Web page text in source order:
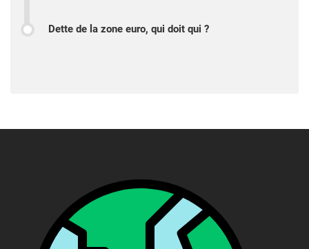
Dette de la zone euro, qui doit qui ?